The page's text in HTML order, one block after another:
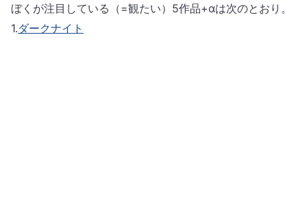
ぼくが注目している（=観たい）5作品+αは次のとおり。
1.ダークナイト